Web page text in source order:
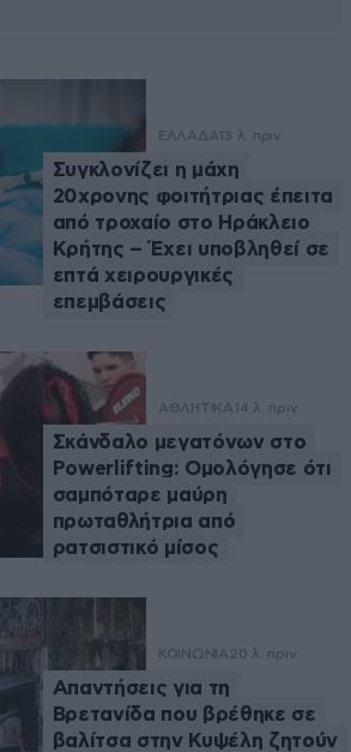
ΕΛΛΑΔΑ 13 λ. πριν
Συγκλονίζει η μάχη
20χρονης φοιτήτριας έπειτα
από τροχαίο στο Ηράκλειο
Κρήτης – Έχει υποβληθεί σε
επτά χειρουργικές
επεμβάσεις
ΑΘΛΗΤΙΚΑ 14 λ. πριν
Σκάνδαλο μεγατόνων στο
Powerlifting: Ομολόγησε ότι
σαμπόταρε μαύρη
πρωταθλήτρια από
ρατσιστικό μίσος
ΚΟΙΝΩΝΙΑ 20 λ. πριν
Απαντήσεις για τη
Βρετανίδα που βρέθηκε σε
βαλίτσα στην Κυψέλη ζητούν